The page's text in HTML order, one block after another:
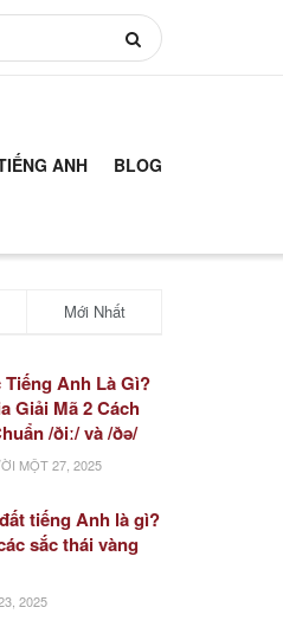
ANH BLOG
Mới Nhất
Tiếng Anh Là Gì?
Giải Mã 2 Cách
/ðiː/ và /ðə/
MỘT 27, 2025
tiếng Anh là gì?
sắc thái vàng
2025